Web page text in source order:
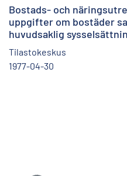
Bostads- och
uppgifter om bostäder
huvudsaklig
Tilastokeskus
1977-04-30